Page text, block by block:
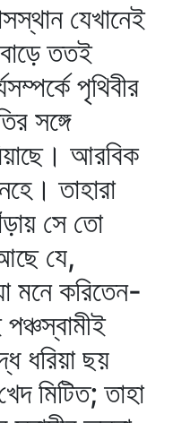
যেখানেই
ততই
পৃথিবীর
সঙ্গে
আরবিক
তাহারা
সে তো
যে,
মনে করিতেন-
ধরিয়া ছয়
মিটিত; তাহা